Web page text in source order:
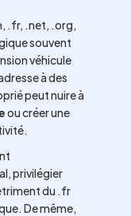
.fr, .net, .org,
souvent
véhicule
à des
peut nuire à
ou créer une
privilégier
du .fr
De même,